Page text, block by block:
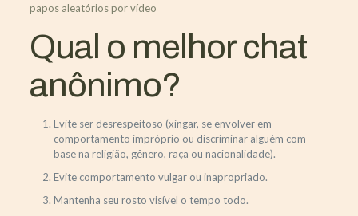
papos aleatórios por vídeo
Qual o melhor chat
anônimo?
Evite ser desrespeitoso (xingar, se envolver em
comportamento impróprio ou discriminar alguém com
base na religião, gênero, raça ou nacionalidade).
Evite comportamento vulgar ou inapropriado.
Mantenha seu rosto visível o tempo todo.